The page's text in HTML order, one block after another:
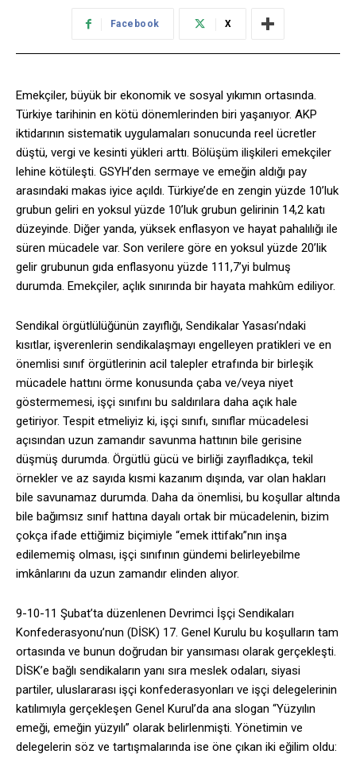
Facebook X
Emekçiler, büyük bir ekonomik ve sosyal yıkımın ortasında.
Türkiye tarihinin en kötü dönemlerinden biri yaşanıyor. AKP
iktidarının sistematik uygulamaları sonucunda reel ücretler
düştü, vergi ve kesinti yükleri arttı. Bölüşüm ilişkileri emekçiler
lehine kötüleşti. GSYH’den sermaye ve emeğin aldığı pay
arasındaki makas iyice açıldı. Türkiye’de en zengin yüzde 10’luk
grubun geliri en yoksul yüzde 10’luk grubun gelirinin 14,2 katı
düzeyinde. Diğer yanda, yüksek enflasyon ve hayat pahalılığı ile
süren mücadele var. Son verilere göre en yoksul yüzde 20’lik
gelir grubunun gıda enflasyonu yüzde 111,7’yi bulmuş
durumda. Emekçiler, açlık sınırında bir hayata mahkûm ediliyor.
Sendikal örgütlülüğünün zayıflığı, Sendikalar Yasası’ndaki
kısıtlar, işverenlerin sendikalaşmayı engelleyen pratikleri ve en
önemlisi sınıf örgütlerinin acil talepler etrafında bir birleşik
mücadele hattını örme konusunda çaba ve/veya niyet
göstermemesi, işçi sınıfını bu saldırılara daha açık hale
getiriyor. Tespit etmeliyiz ki, işçi sınıfı, sınıflar mücadelesi
açısından uzun zamandır savunma hattının bile gerisine
düşmüş durumda. Örgütlü gücü ve birliği zayıfladıkça, tekil
örnekler ve az sayıda kısmi kazanım dışında, var olan hakları
bile savunamaz durumda. Daha da önemlisi, bu koşullar altında
bile bağımsız sınıf hattına dayalı ortak bir mücadelenin, bizim
çokça ifade ettiğimiz biçimiyle “emek ittifakı”nın inşa
edilememiş olması, işçi sınıfının gündemi belirleyebilme
imkânlarını da uzun zamandır elinden alıyor.
9-10-11 Şubat’ta düzenlenen Devrimci İşçi Sendikaları
Konfederasyonu’nun (DİSK) 17. Genel Kurulu bu koşulların tam
ortasında ve bunun doğrudan bir yansıması olarak gerçekleşti.
DİSK’e bağlı sendikaların yanı sıra meslek odaları, siyasi
partiler, uluslararası işçi konfederasyonları ve işçi delegelerinin
katılımıyla gerçekleşen Genel Kurul’da ana slogan “Yüzyılın
emeği, emeğin yüzyılı” olarak belirlenmişti. Yönetimin ve
delegelerin söz ve tartışmalarında ise öne çıkan iki eğilim oldu: